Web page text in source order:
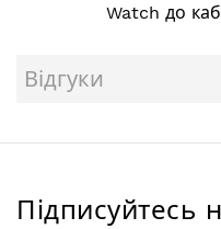
Watch до
Відгуки
Підписуйтесь